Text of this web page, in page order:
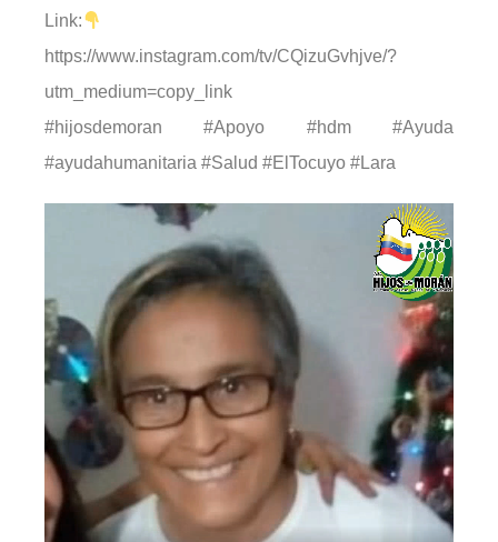
Link:
https://www.instagram.com/tv/CQizuGvhjve/?
utm_medium=copy_link
#hijosdemoran #Apoyo #hdm #Ayuda
#ayudahumanitaria #Salud #ElTocuyo #Lara